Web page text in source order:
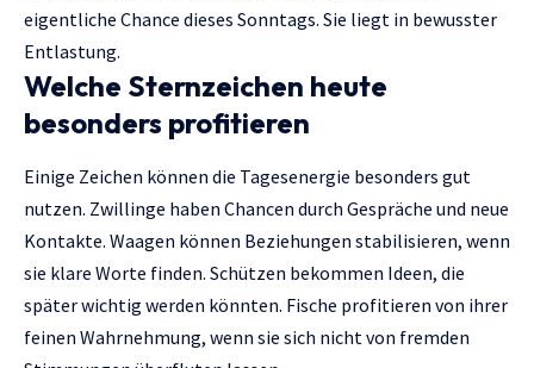
eigentliche Chance dieses Sonntags. Sie liegt in bewusster
Entlastung.
Welche Sternzeichen heute
besonders profitieren
Einige Zeichen können die Tagesenergie besonders gut
nutzen. Zwillinge haben Chancen durch Gespräche und neue
Kontakte. Waagen können Beziehungen stabilisieren, wenn
sie klare Worte finden. Schützen bekommen Ideen, die
später wichtig werden könnten. Fische profitieren von ihrer
feinen Wahrnehmung, wenn sie sich nicht von fremden